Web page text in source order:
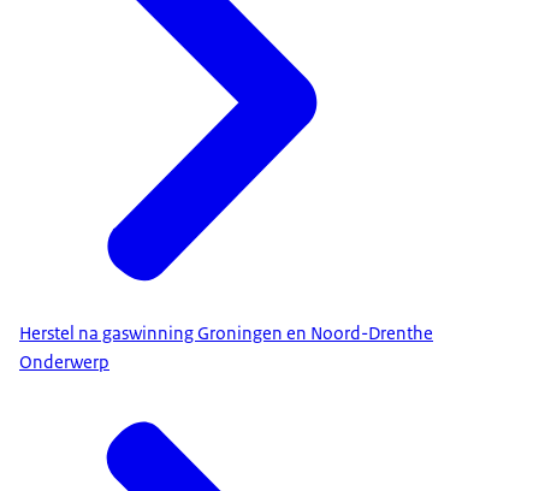
Herstel na gaswinning Groningen en Noord-Drenthe
Onderwerp